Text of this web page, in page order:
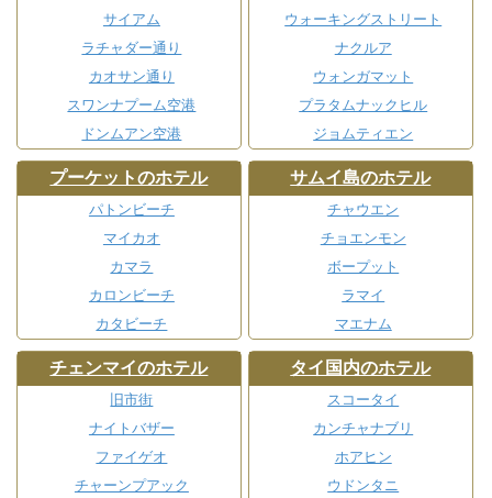
サイアム
ラチャダー通り
カオサン通り
スワンナプーム空港
ドンムアン空港
ウォーキングストリート
ナクルア
ウォンガマット
プラタムナックヒル
ジョムティエン
プーケットのホテル
パトンビーチ
マイカオ
カマラ
カロンビーチ
カタビーチ
サムイ島のホテル
チャウエン
チョエンモン
ボープット
ラマイ
マエナム
チェンマイのホテル
旧市街
ナイトバザー
ファイゲオ
チャーンプアック
タイ国内のホテル
スコータイ
カンチャナブリ
ホアヒン
ウドンタニ